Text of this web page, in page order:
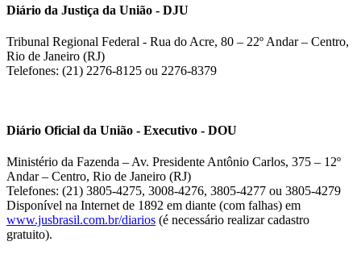
Diário da Justiça da União - DJU
Tribunal Regional Federal - Rua do Acre, 80 – 22º Andar – Centro,
Rio de Janeiro (RJ)
Telefones: (21) 2276-8125 ou 2276-8379
Diário Oficial da União - Executivo - DOU
Ministério da Fazenda – Av. Presidente Antônio Carlos, 375 – 12º
Andar – Centro, Rio de Janeiro (RJ)
Telefones: (21) 3805-4275, 3008-4276, 3805-4277 ou 3805-4279
Disponível na Internet de 1892 em diante (com falhas) em
www.jusbrasil.com.br/diarios (é necessário realizar cadastro
gratuito).